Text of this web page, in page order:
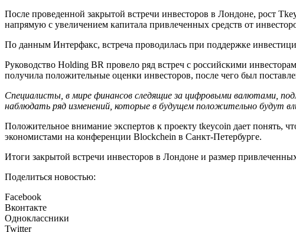
После проведенной закрытой встречи инвесторов в Лондоне, рост
напрямую с увеличением капитала привлеченных средств от
По данным Интерфакс, встреча проводилась при поддержке
Руководство Holding BR провело ряд встреч с российскими
получила положительные оценки инвесторов, после чего был
Специалисты, в мире финансов следящие за цифровыми валютами,
наблюдать ряд изменений, которые в будущем положительно будут
Положительное внимание экспертов к проекту tkeycoin дает понять,
экономистами на конференции Blockchein в Санкт-Петербурге.
Итоги закрытой встречи инвесторов в Лондоне и размер
Поделиться новостью:
Facebook
Вконтакте
Одноклассники
Twitter